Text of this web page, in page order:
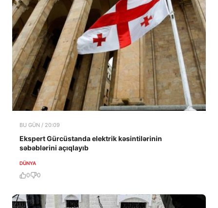
BU GÜN / 20:09
Ekspert Gürcüstanda elektrik kəsintilərinin
səbəblərini açıqlayıb
DÜNYA
0 0